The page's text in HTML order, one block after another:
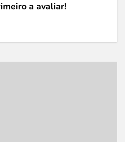
a avaliar!